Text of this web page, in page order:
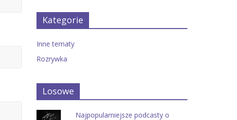
Kategorie
Inne tematy
Rozrywka
Losowe
Najpopularniejsze podcasty o